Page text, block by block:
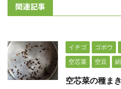
関連記事
イチゴ ゴボウ
空芯菜
空豆
空芯菜の種ま